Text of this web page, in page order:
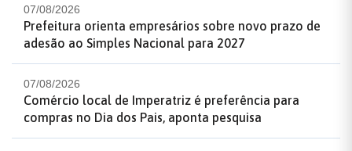
07/08/2026
Prefeitura orienta empresários sobre novo prazo de
adesão ao Simples Nacional para 2027
07/08/2026
Comércio local de Imperatriz é preferência para
compras no Dia dos Pais, aponta pesquisa